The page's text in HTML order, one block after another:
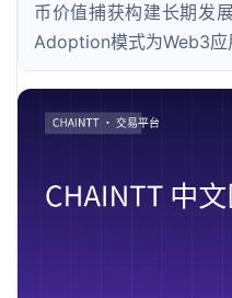
币价值捕获构建长期发
Adoption模式为Web3应